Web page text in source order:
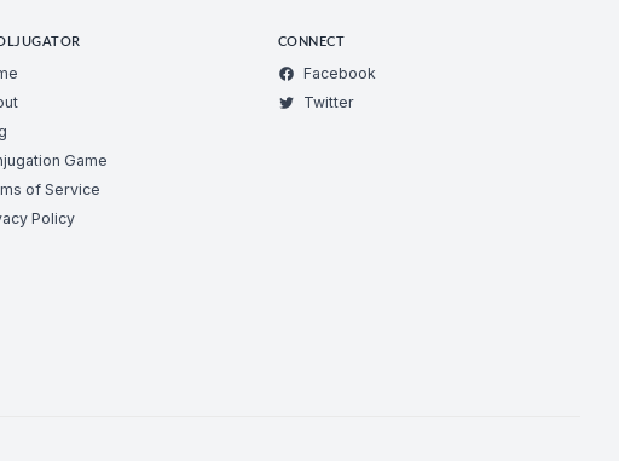
Game
of Service
Policy
CONNECT
Facebook
Twitter